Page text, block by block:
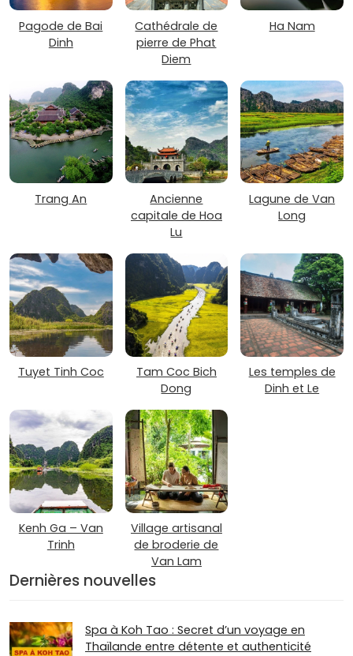
Pagode de Bai
Dinh
Cathédrale de
pierre de Phat
Diem
Ha Nam
Trang An
Ancienne
capitale de Hoa
Lu
Lagune de Van
Long
Tuyet Tinh Coc
Tam Coc Bich
Dong
Les temples de
Dinh et Le
Kenh Ga – Van
Trinh
Village artisanal
de broderie de
Van Lam
Dernières nouvelles
Spa à Koh Tao : Secret d’un voyage en
Thaïlande entre détente et authenticité